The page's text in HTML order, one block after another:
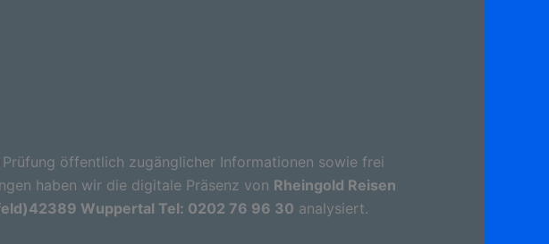
öffentlich zugänglicher Informationen sowie frei
haben wir die digitale Präsenz von Rheingold Reisen
Wuppertal Tel: 0202 76 96 30 analysiert.